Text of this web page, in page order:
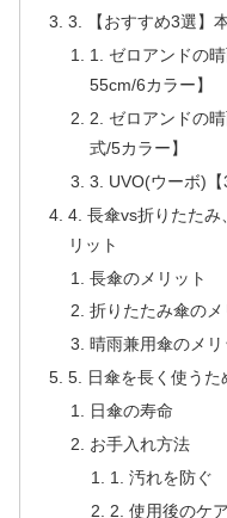
3. 【おすすめ3選】
1. ゼロアンドの
55cm/6カラー】
2. ゼロアンドの
式/5カラー】
3. UVO(ウーボ)【
4. 長傘vs折りたたみ
リット
長傘のメリット
折りたたみ傘のメ
晴雨兼用傘のメリ
5. 日傘を長く使うた
日傘の寿命
お手入れ方法
1. 汚れを防ぐ
2. 使用後のケア